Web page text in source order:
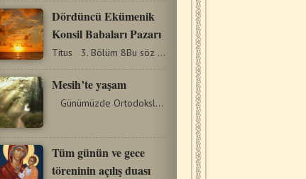
Dördüncü Ekümenik
Konsil Babaları Pazarı
Titus 3. Bölüm 8Bu söz güvenilirdir. Tanrı'ya iman…
Mesih’te yaşam
Günümüzde Ortodoksluğun, özellikle de geçmiş…
Tüm günün ve gece
töreninin açılış duası